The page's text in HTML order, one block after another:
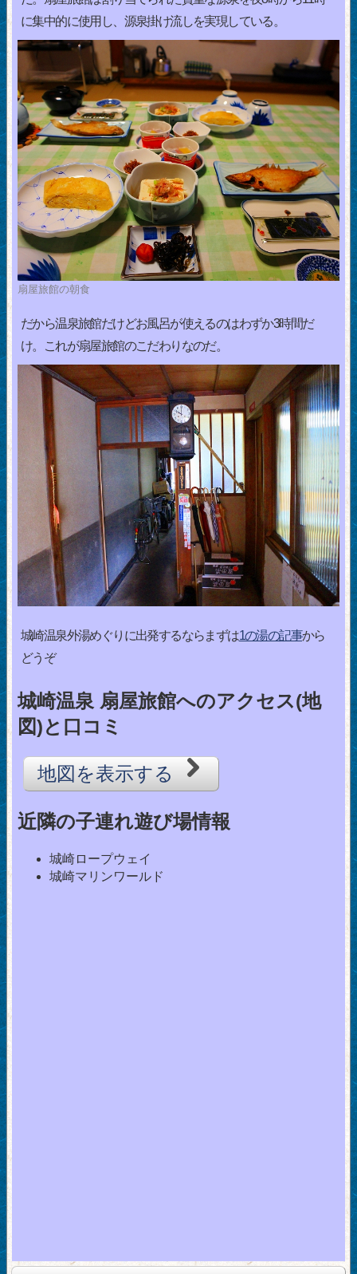
に集中的に使用し、源泉掛け流しを実現している。
扇屋旅館の朝食
だから温泉旅館だけどお風呂が使えるのはわずか3時間だ
け。これが扇屋旅館のこだわりなのだ。
城崎温泉外湯めぐりに出発するならまずは1の湯の記事から
どうぞ
城崎温泉 扇屋旅館へのアクセス(地
図)と口コミ
地図を表示する
近隣の子連れ遊び場情報
城崎ロープウェイ
城崎マリンワールド